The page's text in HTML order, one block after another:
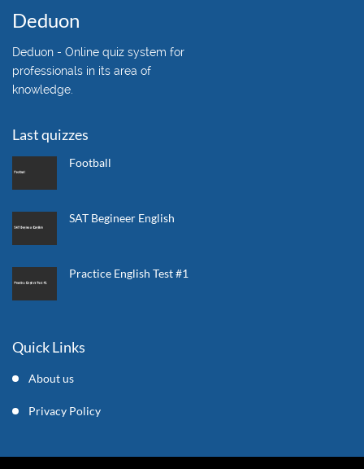
Deduon
Deduon - Online quiz system for
professionals in its area of
knowledge.
Last quizzes
Football
SAT Begineer English
Practice English Test #1
Quick Links
About us
Privacy Policy